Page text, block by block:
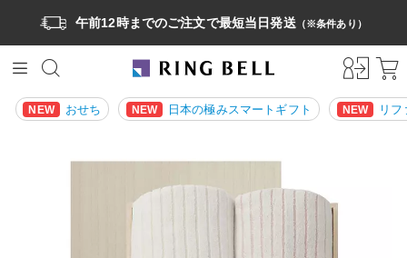
午前12時までのご注文で最短当日発送（※条件あり）
NEW おせち NEW 日本の極みスマートギフト NEW リ